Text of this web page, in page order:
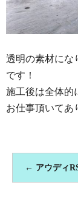
透明の素材にな
です！
施工後は全体的
お仕事頂いてあ
← アウディ